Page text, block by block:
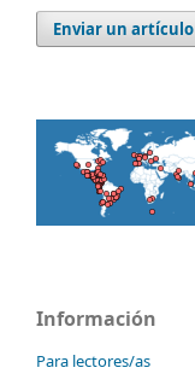
Enviar un artículo
Información
Para lectores/as